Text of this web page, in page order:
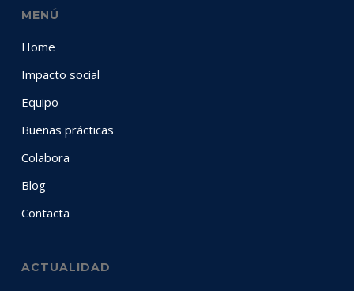
MENÚ
Home
Impacto social
Equipo
Buenas prácticas
Colabora
Blog
Contacta
ACTUALIDAD